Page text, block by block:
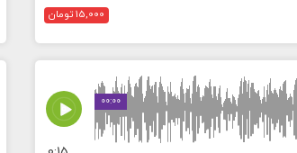
15,000 تومان
00:00
MEDIA_ELEMENT_ERROR: